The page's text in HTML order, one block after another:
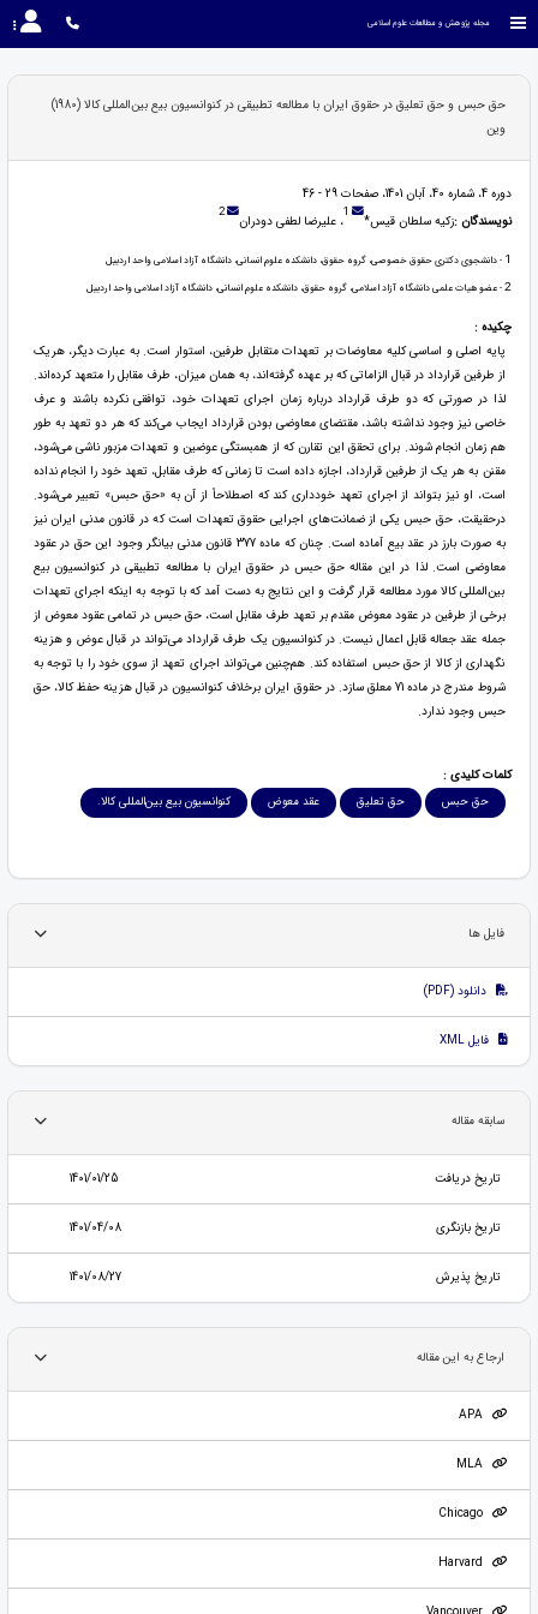
مجله پژوهش و مطالعات علوم اسلامی
حق حبس و حق تعلیق در حقوق ایران با مطالعه تطبیقی در کنوانسیون بیع بین‌المللی کالا (1980)
وین
دوره 4، شماره 40، آبان 1401، صفحات 29 - 46
نویسندگان :زکیه سلطان ‌قیس* 1، علیرضا لطفی دودران 2
1 - دانشجوی دکتری حقوق خصوصی، گروه حقوق، دانشکده علوم انسانی، دانشگاه آزاد اسلامی واحد اردبیل
2- عضو هیات علمی دانشگاه آزاد اسلامی، گروه حقوق، دانشکده علوم انسانی، دانشگاه آزاد اسلامی واحد اردبیل
چکیده :
پایه اصلی و اساسی کلیه معاوضات بر تعهدات متقابل طرفین، استوار است. به عبارت دیگر، هریک
از طرفین قرارداد در قبال الزاماتی که بر عهده گرفته‌اند، به همان میزان، طرف مقابل را متعهد کرده‌اند.
لذا در صورتی که دو طرف قرارداد درباره زمان اجرای تعهدات خود، توافقی نکرده باشند و عرف
خاصی نیز وجود نداشته باشد، مقتضای معاوضی بودن قرارداد ایجاب می‌کند که هر دو تعهد به طور
هم زمان انجام شوند. برای تحقق این تقارن که از همبستگی عوضین و تعهدات مزبور ناشی می‌شود،
مقنن به هر یک از طرفین قرارداد، اجازه داده است تا زمانی که طرف مقابل، تعهد خود را انجام نداده
است، او نیز بتواند از اجرای تعهد خودداری کند که اصطلاحاً از آن به «حق حبس» تعبیر می‌شود.
درحقیقت، حق حبس یکی از ضمانت‌های اجرایی حقوق تعهدات است که در قانون مدنی ایران نیز
به صورت بارز در عقد بیع آماده است. چنان که ماده 377 قانون مدنی بیانگر وجود این حق در عقود
معاوضی است. لذا در این مقاله حق حبس در حقوق ایران با مطالعه تطبیقی در کنوانسیون بیع
بین‌المللی کالا مورد مطالعه قرار گرفت و این نتایج به دست آمد که با توجه به اینکه اجرای تعهدات
برخی از طرفین در عقود معوض مقدم بر تعهد طرف مقابل است، حق حبس در تمامی عقود معوض از
جمله عقد جعاله قابل اعمال نیست. در کنوانسیون یک طرف قرارداد می‌تواند در قبال عوض و هزینه
نگهداری از کالا از حق حبس استفاده کند. هم‌چنین می‌تواند اجرای تعهد از سوی خود را با توجه به
شروط مندرج در ماده 71 معلق سازد. در حقوق ایران برخلاف کنوانسیون در قبال هزینه حفظ کالا، حق
حبس وجود ندارد.
کلمات کلیدی :
حق حبس
حق تعلیق عقد معوض کنوانسیون بیع بین‌المللی کالا.
فایل ها
دانلود (PDF)
فایل XML
سابقه مقاله
تاریخ دریافت 1401/01/25
تاریخ بازنگری 1401/04/08
تاریخ پذیرش 1401/08/27
ارجاع به این مقاله
APA
MLA
Chicago